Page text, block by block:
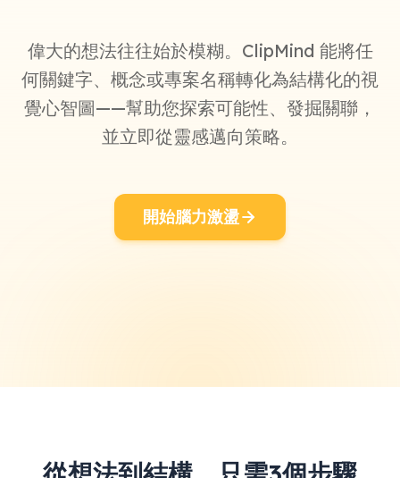
偉大的想法往往始於模糊。ClipMind 能將任
何關鍵字、概念或專案名稱轉化為結構化的視
覺心智圖——幫助您探索可能性、發掘關聯，
並立即從靈感邁向策略。
開始腦力激盪